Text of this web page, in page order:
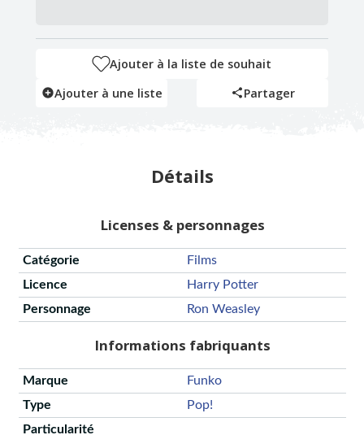
Ajouter à la liste de souhait
Ajouter à une liste
Partager
Détails
Licenses & personnages
Catégorie
Films
Licence
Harry Potter
Personnage
Ron Weasley
Informations fabriquants
Marque
Funko
Type
Pop!
Particularité